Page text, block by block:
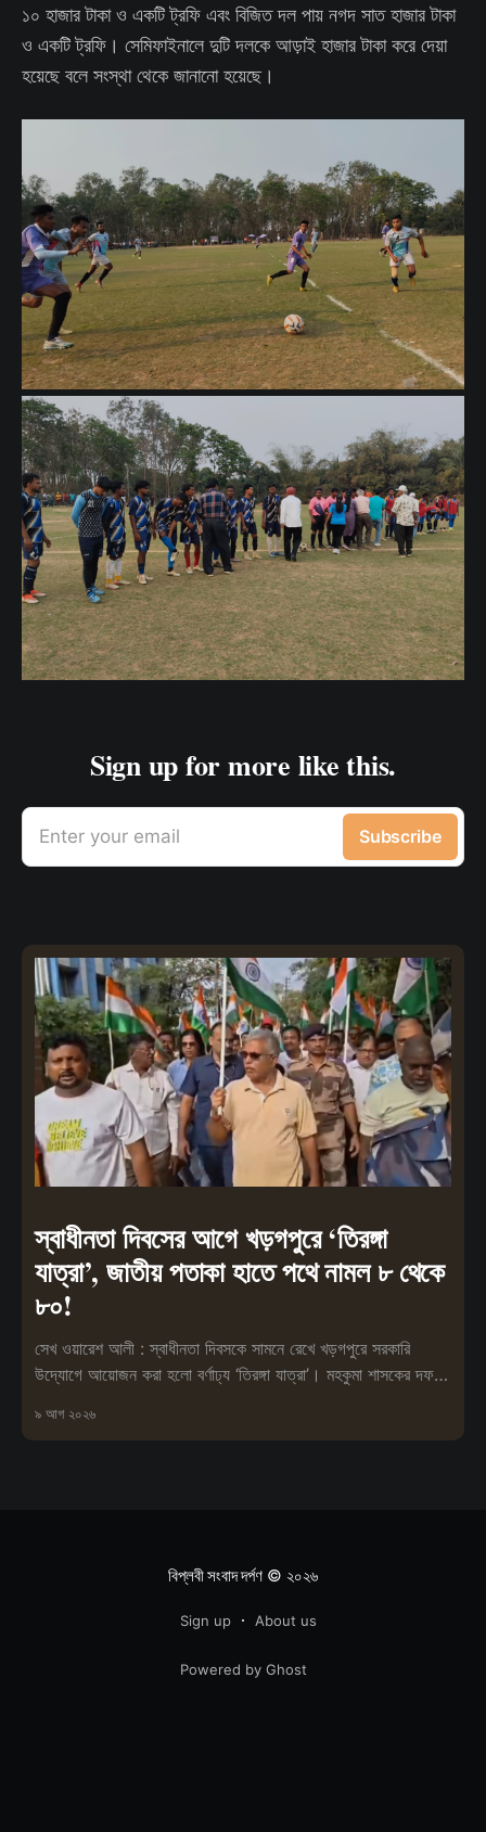
১০ হাজার টাকা ও একটি ট্রফি এবং বিজিত দল পায় নগদ সাত হাজার টাকা
ও একটি ট্রফি। সেমিফাইনালে দুটি দলকে আড়াই হাজার টাকা করে দেয়া
হয়েছে বলে সংস্থা থেকে জানানো হয়েছে।
Sign up for more like this.
Enter your email Subscribe
স্বাধীনতা দিবসের আগে খড়গপুরে ‘তিরঙ্গা
যাত্রা’, জাতীয় পতাকা হাতে পথে নামল ৮ থেকে
৮০!
সেখ ওয়ারেশ আলী : স্বাধীনতা দিবসকে সামনে রেখে খড়গপুরে সরকারি
উদ্যোগে আয়োজন করা হলো বর্ণাঢ্য ‘তিরঙ্গা যাত্রা’। মহকুমা শাসকের দফতর
৯ আগ ২০২৬
বিপ্লবী সংবাদ দর্পণ© ২০২৬
Sign up About us
Powered by Ghost